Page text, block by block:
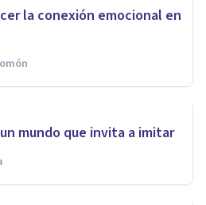
la conexión emocional en
mundo que invita a imitar